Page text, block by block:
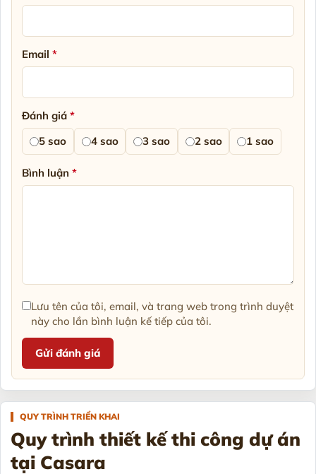
Email*
Đánh giá*
5 sao
4 sao 3 sao 2 sao 1 sao
Bình luận*
Lưu tên của tôi, email, và trang web trong trình duyệt
này cho lần bình luận kế tiếp của tôi.
QUY TRÌNH TRIỂN KHAI
Quy trình thiết kế thi công dự án
tại Casara